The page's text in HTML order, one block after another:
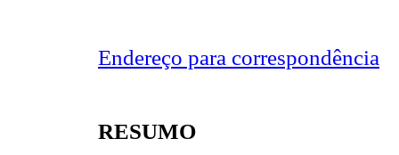
Endereço para correspondência
RESUMO